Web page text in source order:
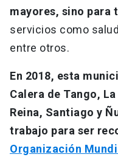
mayores, sino para
servicios como
entre otros.
En 2018, esta
Calera de Tango,
Reina, Santiago y
trabajo para ser
Organización